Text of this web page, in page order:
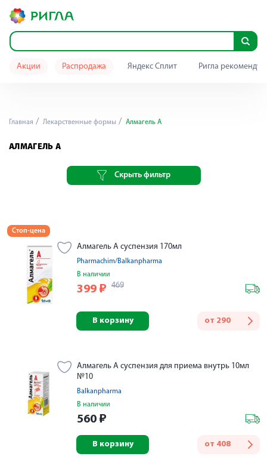
Акции Распродажа Яндекс Сплит Ригла
Главная Лекарственные формы Алмагель А
АЛМАГЕЛЬ А
Скрыть фильтр
Стоп-цена
Алмагель А суспензия 170мл
Pharmachim/Balkanpharma
В наличии
399 ₽ 469
от 290
В корзину
Алмагель А суспензия для приема внутрь 10мл
№10
Balkanpharma
В наличии
560 ₽
от 408
В корзину